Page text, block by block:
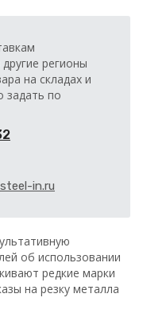
регионы
на складах и
задать по
in.ru
об использовании
редкие марки
на резку металла